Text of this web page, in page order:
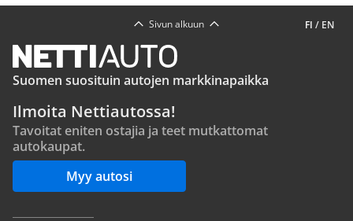
FI / EN
Sivun alkuun
Suomen suosituin autojen markkinapaikka
Ilmoita Nettiautossa!
Tavoitat eniten ostajia ja teet mutkattomat
autokaupat.
Myy autosi